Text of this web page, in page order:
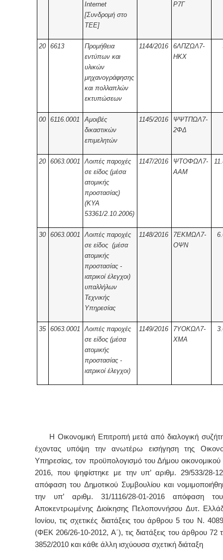
Internet
[Συνδρομή στο
ΤΕΕ]
Ρ7Γ
20 6613
Προμήθεια
εντύπων και
υλικών
μηχανογράφησης
και πολλαπλών
εκτυπώσεων
1144/2016
6ΛΠΖΩΛ7-
ΗΚΧ
00 6116.0001
Αμοιβές
δικαστικών
επιμελητών
1145/2016
ΨΨΤΠΩΛ7-
2ΦΔ
20 6063.0001
Λοιπές παροχές
σε είδος (μέσα
ατομικής
προστασίας)
(ΚΥΑ
53361/2.10.2006)
1147/2016
ΨΤΟΦΩΛ7-
ΑΑΜ
30 6063.0001
Λοιπές παροχές
σε είδος (μέσα
ατομικής
προστασίας -
ιατρικοί έλεγχοι)
υπαλλήλων
Τεχνικής
Υπηρεσίας
1148/2016
7ΕΚΜΩΛ7-
ΟΨΝ
35 6063.0001
Λοιπές παροχές
σε είδος (μέσα
ατομικής
προστασίας -
ιατρικοί έλεγχοι)
1149/2016
7ΥΟΚΩΛ7-
ΧΜΑ
Η Οικονομική Επιτροπή μετά από διαλογική
έχοντας υπόψη την ανωτέρω εισήγηση της
Υπηρεσίας, τον προϋπολογισμό του Δήμου οικονομικού
2016, που ψηφίστηκε με την υπ’ αριθμ. 29/533/28-
απόφαση του Δημοτικού Συμβουλίου και
την υπ’ αριθμ. 31/1116/28-01-2016 απόφαση
Αποκεντρωμένης Διοίκησης Πελοποννήσου Δυτ.
Ιονίου, τις σχετικές διατάξεις του άρθρου 5 του Ν.
(ΦΕΚ 206/26-10-2012, Α΄), τις διατάξεις του άρθρου 72
3852/2010 και κάθε άλλη ισχύουσα σχετική διάταξη